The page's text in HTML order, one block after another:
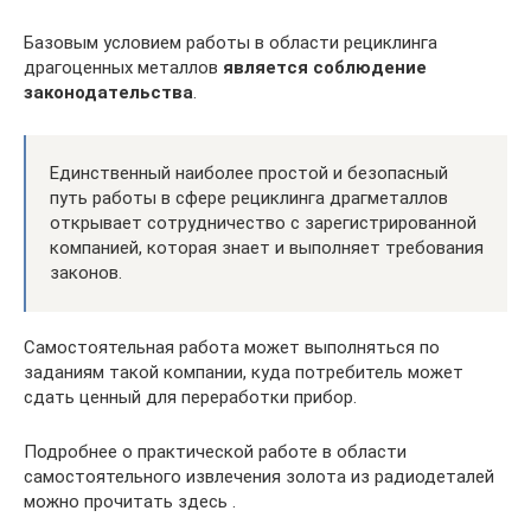
Базовым условием работы в области рециклинга
драгоценных металлов является соблюдение
законодательства.
Единственный наиболее простой и безопасный
путь работы в сфере рециклинга драгметаллов
открывает сотрудничество с зарегистрированной
компанией, которая знает и выполняет требования
законов.
Самостоятельная работа может выполняться по
заданиям такой компании, куда потребитель может
сдать ценный для переработки прибор.
Подробнее о практической работе в области
самостоятельного извлечения золота из радиодеталей
можно прочитать здесь .